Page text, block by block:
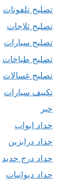
تصليح تلفونات
تصليح ثلاجات
تصليح سيارات
تصليح طباخات
تصليح غسالات
تكييف سيارات
حبر
حداد ابواب
حداد درابزين
حداد درج حديد
حداد ديوانيات